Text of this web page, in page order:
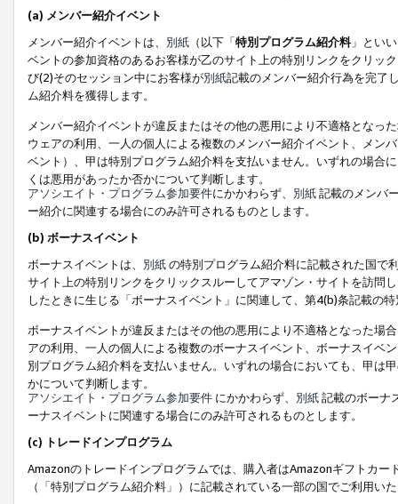
(a) メンバー紹介イベント
メンバー紹介イベントは、 別紙 （以下「特別プログラム紹介料」とい
ベントの参加資格のあるお客様が乙のサイト上の特別リンクをクリッ
び(2)そのセッション中にお客様が別紙記載のメンバー紹介行為を完了
ム紹介料を獲得します。
メンバー紹介イベントが違反またはその他の悪用により不適格となっ
ウェアの利用、一人の個人による複数のメンバー紹介イベント、メン
ベント）、甲は特別プログラム紹介料を支払いません。いずれの場合
くは悪用があったか否かについて判断します。
アソシエイト・プログラム参加要件にかかわらず、 別紙記載のメンバ
ー紹介に関連する場合にのみ許可されるものとします。
(b) ボーナスイベント
ボーナスイベントは、 別紙の特別プログラム紹介料に記載された国で
サイト上の特別リンクをクリックスルーしてアマゾン・サイトを訪問
したときに生じる「ボーナスイベント」に関連して、第4(b)条記載の
ボーナスイベントが違反またはその他の悪用により不適格となった場
アの利用、一人の個人による複数のボーナスイベント、ボーナスイベ
別プログラム紹介料を支払いません。いずれの場合においても、甲は
かについて判断します。
アソシエイト・プログラム参加要件 にかかわらず、 別紙記載のボーナ
ーナスイベントに関連する場合にのみ許可されるものとします。
(c) トレードインプログラム
Amazonのトレードインプログラムでは、購入者はAmazonギフトカ
（「特別プログラム紹介料」）に記載されている一部の国でご利用い